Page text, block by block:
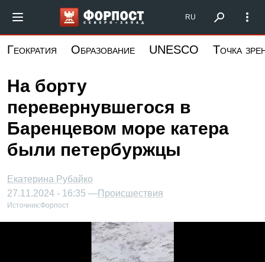
основному
Форпост Северо-Запад
RU
Геократия Образование UNESCO Точка
На борту
перевернувшегося в
Баренцевом море катера
были петербуржцы
Екатерина Рубайко
27.11.2024 - 16:35 —Происшествия
Источник:Форпост